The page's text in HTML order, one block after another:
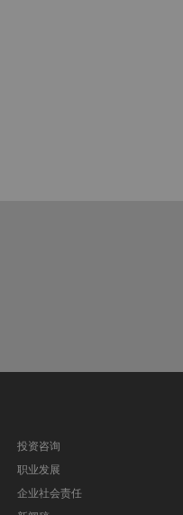
投资咨询
职业发展
企业社会责任